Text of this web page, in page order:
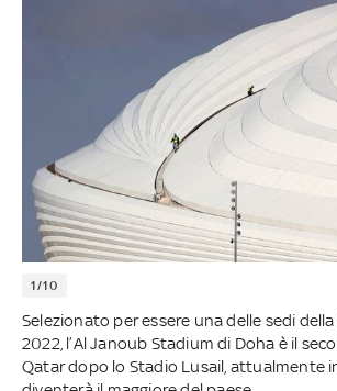
1/10
Selezionato per essere una delle sedi
2022, l’Al Janoub Stadium di Doha è il
Qatar dopo lo Stadio Lusail, attualmente